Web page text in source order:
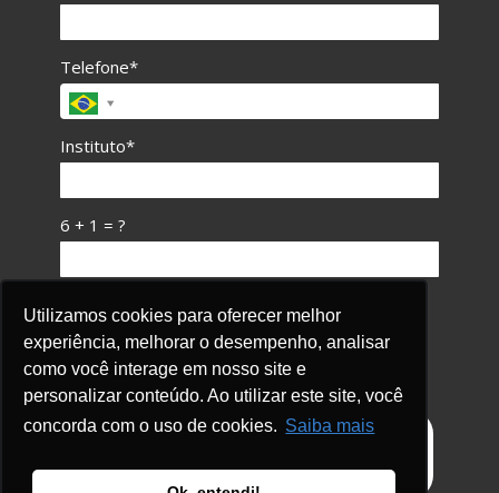
Utilizamos cookies para oferecer melhor
experiência, melhorar o desempenho, analisar
como você interage em nosso site e
personalizar conteúdo. Ao utilizar este site, você
concorda com o uso de cookies. Saiba mais
Telefone*
Instituto*
6 + 1 = ?
Eu concordo em receber comunicações.
Ao informar meus dados, eu concordo com a
Política de Privacidade.
QUERO BAIXAR O E-BOOK
GRATUITAMENTE!